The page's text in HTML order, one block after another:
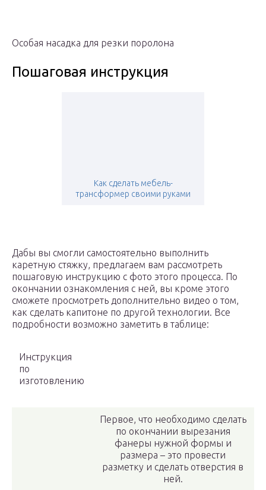
Особая насадка для резки поролона
Пошаговая инструкция
Как сделать мебель-
трансформер своими руками
Дабы вы смогли самостоятельно выполнить
каретную стяжку, предлагаем вам рассмотреть
пошаговую инструкцию с фото этого процесса. По
окончании ознакомления с ней, вы кроме этого
сможете просмотреть дополнительно видео о том,
как сделать капитоне по другой технологии. Все
подробности возможно заметить в таблице:
Инструкция
по
изготовлению
Первое, что необходимо сделать
по окончании вырезания
фанеры нужной формы и
размера – это провести
разметку и сделать отверстия в
ней.